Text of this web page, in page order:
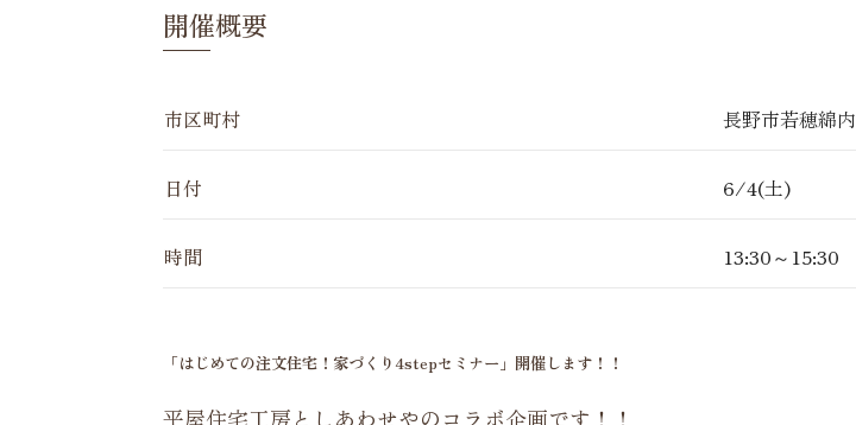
開催概要
市区町村 長野市若穂綿内
日付 6/4(土)
時間 13:30～15:30
「はじめての注文住宅！家づくり4stepセミナー」開催します！！
平屋住宅工房としあわせやのコラボ企画です！！